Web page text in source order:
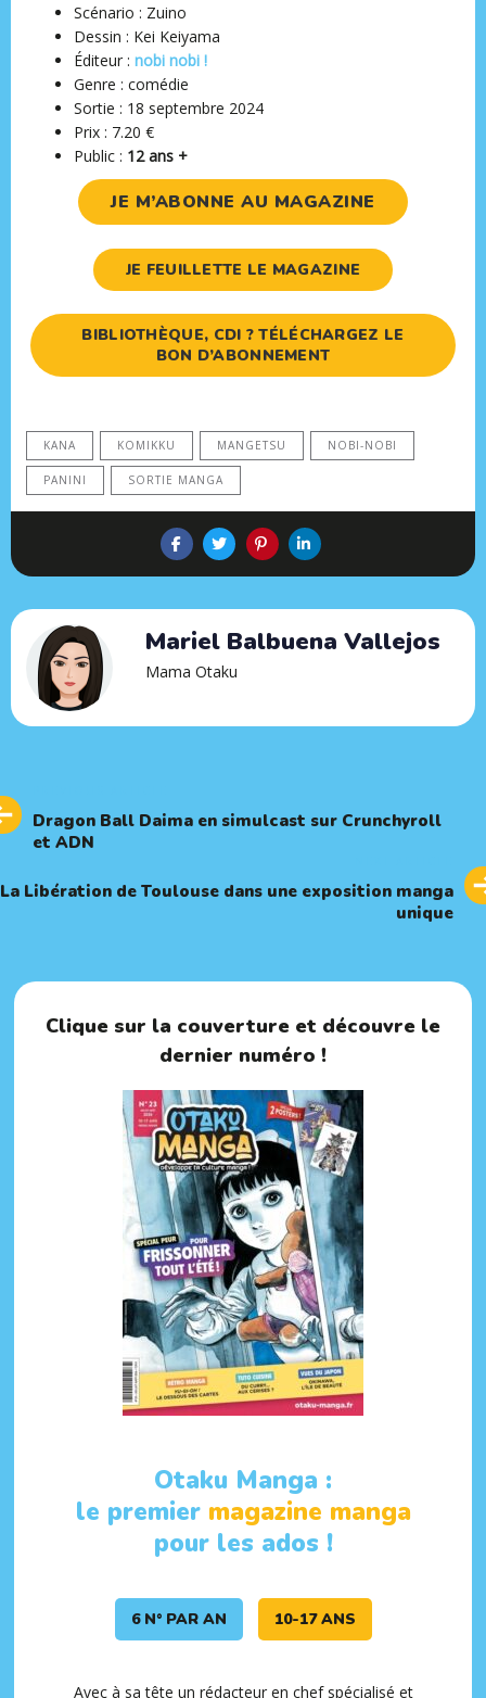
Scénario : Zuino
Dessin : Kei Keiyama
Éditeur ‏:nobi nobi !
Genre : comédie
Sortie : 18 septembre 2024
Prix : 7.20 €
Public : 12 ans +
JE M’ABONNE AU MAGAZINE
JE FEUILLETTE LE MAGAZINE
BIBLIOTHÈQUE, CDI ? TÉLÉCHARGEZ LE
BON D’ABONNEMENT
KANA KOMIKKU MANGETSU NOBI-NOBI
PANINI SORTIE MANGA
Mariel Balbuena Vallejos
Mama Otaku
Article
Dragon Ball Daima en simulcast sur Crunchyroll
et ADN
Article
La Libération de Toulouse dans une exposition manga
unique
Clique sur la couverture et découvre le
dernier numéro !
Otaku Manga :
le premier magazine manga
pour les ados !
6 N° PAR AN 10-17 ANS
Avec à sa tête un rédacteur en chef spécialisé et